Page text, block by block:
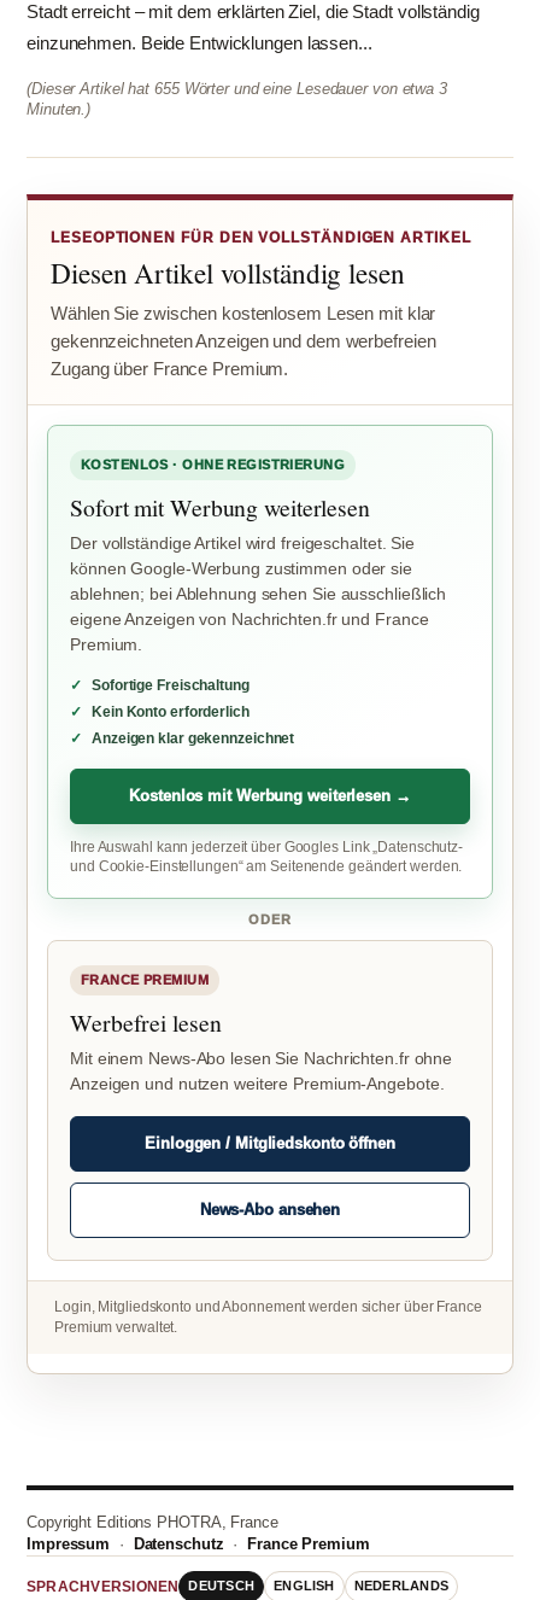
Stadt erreicht – mit dem erklärten Ziel, die Stadt vollständig
einzunehmen. Beide Entwicklungen lassen...
(Dieser Artikel hat 655 Wörter und eine Lesedauer von etwa 3
Minuten.)
LESEOPTIONEN FÜR DEN VOLLSTÄNDIGEN ARTIKEL
Diesen Artikel vollständig lesen
Wählen Sie zwischen kostenlosem Lesen mit klar
gekennzeichneten Anzeigen und dem werbefreien
Zugang über France Premium.
KOSTENLOS · OHNE REGISTRIERUNG
Sofort mit Werbung weiterlesen
Der vollständige Artikel wird freigeschaltet. Sie
können Google-Werbung zustimmen oder sie
ablehnen; bei Ablehnung sehen Sie ausschließlich
eigene Anzeigen von Nachrichten.fr und France
Premium.
Sofortige Freischaltung
Kein Konto erforderlich
Anzeigen klar gekennzeichnet
Kostenlos mit Werbung weiterlesen →
Ihre Auswahl kann jederzeit über Googles Link „Datenschutz-
und Cookie-Einstellungen“ am Seitenende geändert werden.
ODER
FRANCE PREMIUM
Werbefrei lesen
Mit einem News-Abo lesen Sie Nachrichten.fr ohne
Anzeigen und nutzen weitere Premium-Angebote.
Einloggen / Mitgliedskonto öffnen
News-Abo ansehen
Login, Mitgliedskonto und Abonnement werden sicher über France
Premium verwaltet.
Copyright Editions PHOTRA, France
Impressum · Datenschutz ·France Premium
SPRACHVERSIONEN DEUTSCH ENGLISH NEDERLANDS